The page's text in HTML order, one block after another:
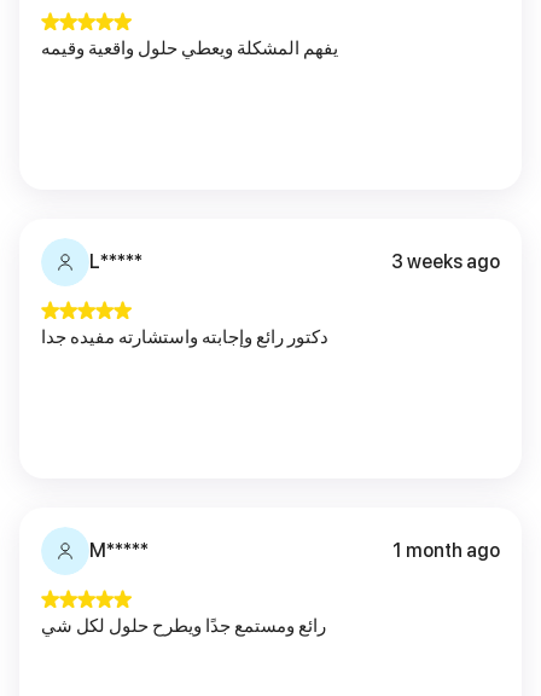
يفهم المشكلة ويعطي حلول واقعية وقيمه
L***** 3 weeks ago
دكتور رائع وإجابته واستشارته مفيده جدا
M***** 1 month ago
رائع ومستمع جدًا ويطرح حلول لكل شي